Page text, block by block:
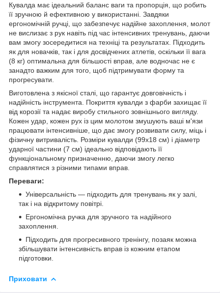
Кувалда має ідеальний баланс ваги та пропорція, що робить
її зручною й ефективною у використанні. Завдяки
ергономічній ручці, що забезпечує надійне захоплення, молот
не вислизає з рук навіть під час інтенсивних тренувань, даючи
вам змогу зосередитися на техніці та результатах. Підходить
як для новачків, так і для досвідчених атлетів, оскільки її вага
(8 кг) оптимальна для більшості вправ, але водночас не є
занадто важким для того, щоб підтримувати форму та
прогресувати.
Виготовлена з якісної сталі, що гарантує довговічність і
надійність інструмента. Покриття кувалди з фарби захищає її
від корозії та надає виробу стильного зовнішнього вигляду.
Кожен удар, кожен рух із цим молотом змушують ваші м'язи
працювати інтенсивніше, що дає змогу розвивати силу, міць і
фізичну витривалість. Розміри кувалди (99х18 см) і діаметр
ударної частини (7 см) ідеально відповідають її
функціональному призначенню, даючи змогу легко
справлятися з різними типами вправ.
Переваги:
Універсальність — підходить для тренувань як у залі,
так і на відкритому повітрі.
Ергономічна ручка для зручного та надійного
захоплення.
Підходить для прогресивного тренінгу, позаяк можна
збільшувати інтенсивність вправ із кожним етапом
підготовки.
Приховати